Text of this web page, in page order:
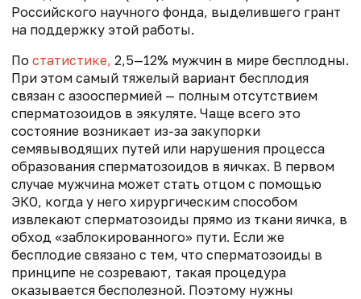
Российского научного фонда, выделившего грант
на поддержку этой работы.
По статистике, 2,5—12% мужчин в мире бесплодны.
При этом самый тяжелый вариант бесплодия
связан с азооспермией — полным отсутствием
сперматозоидов в эякуляте. Чаще всего это
состояние возникает из-за закупорки
семявыводящих путей или нарушения процесса
образования сперматозоидов в яичках. В первом
случае мужчина может стать отцом с помощью
ЭКО, когда у него хирургическим способом
извлекают сперматозоиды прямо из ткани яичка, в
обход «заблокированного» пути. Если же
бесплодие связано с тем, что сперматозоиды в
принципе не созревают, такая процедура
оказывается бесполезной. Поэтому нужны